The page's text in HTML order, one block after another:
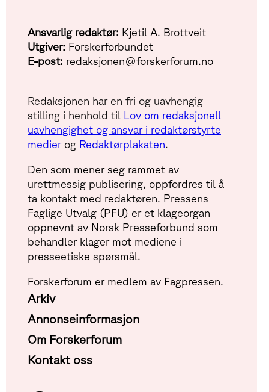
Ansvarlig redaktør: Kjetil A. Brottveit
Utgiver: Forskerforbundet
E-post: redaksjonen@forskerforum.no
Redaksjonen har en fri og uavhengig
stilling i henhold til Lov om redaksjonell
uavhengighet og ansvar i redaktørstyrte
medierog Redaktørplakaten.
Den som mener seg rammet av
urettmessig publisering, oppfordres til å
ta kontakt med redaktøren. Pressens
Faglige Utvalg (PFU) er et klageorgan
oppnevnt av Norsk Presseforbund som
behandler klager mot mediene i
presseetiske spørsmål.
Forskerforum er medlem av Fagpressen.
Arkiv
Annonseinformasjon
Om Forskerforum
Kontakt oss